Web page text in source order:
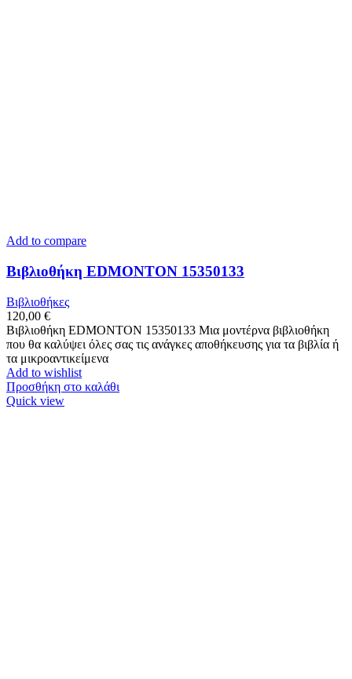
Add to compare
Βιβλιοθήκη EDMONTON 15350133
Βιβλιοθήκες
120,00 €
Βιβλιοθήκη EDMONTON 15350133 Μια μοντέρνα βιβλιοθήκη
που θα καλύψει όλες σας τις ανάγκες αποθήκευσης για τα βιβλία ή
τα μικροαντικείμενα
Add to wishlist
Προσθήκη στο καλάθι
Quick view